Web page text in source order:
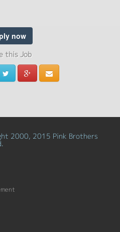
now
this Job
2000, 2015 Pink Brothers